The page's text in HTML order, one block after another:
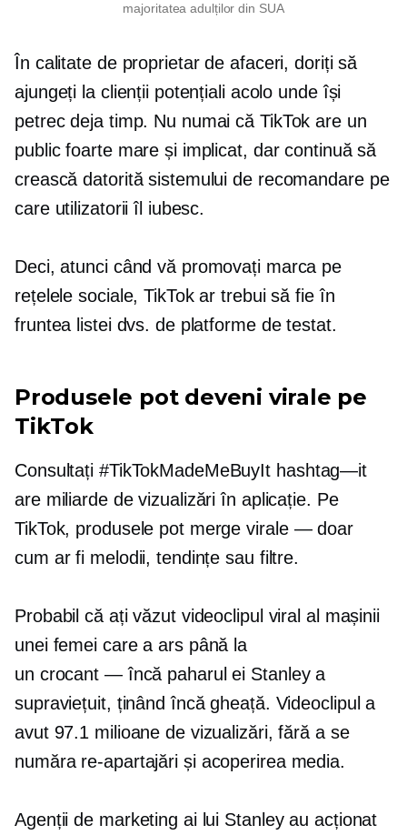
majoritatea adulților din SUA
În calitate de proprietar de afaceri, doriți să
ajungeți la clienții potențiali acolo unde își
petrec deja timp. Nu numai că TikTok are un
public foarte mare și implicat, dar continuă să
crească datorită sistemului de recomandare pe
care utilizatorii îl iubesc.
Deci, atunci când vă promovați marca pe
rețelele sociale, TikTok ar trebui să fie în
fruntea listei dvs. de platforme de testat.
Produsele pot deveni virale pe
TikTok
Consultați #TikTokMadeMeBuyIt hashtag—it
are miliarde de vizualizări în aplicație. Pe
TikTok, produsele pot mergevirale — doar
cum ar fi melodii, tendințe sau filtre.
Probabil că ați văzut videoclipul viral al mașinii
unei femei care a ars până la
un crocant — încăpaharul ei Stanley a
supraviețuit, ținând încă gheață. Videoclipul a
avut 97.1 milioane de vizualizări, fără a se
număra re-apartajări și acoperirea media.
Agenții de marketing ai lui Stanley au acționat